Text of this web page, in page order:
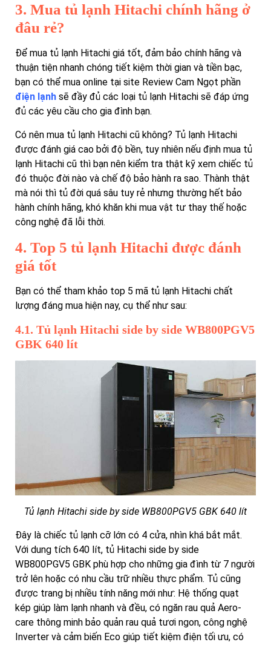
3. Mua tủ lạnh Hitachi chính hãng ở
đâu rẻ?
Để mua tủ lạnh Hitachi giá tốt, đảm bảo chính hãng và
thuận tiện nhanh chóng tiết kiệm thời gian và tiền bạc,
bạn có thể mua online tại site Review Cam Ngọt phần
điện lạnh sẽ đầy đủ các loại tủ lạnh Hitachi sẽ đáp ứng
đủ các yêu cầu cho gia đình bạn.
Có nên mua tủ lạnh Hitachi cũ không? Tủ lạnh Hitachi
được đánh giá cao bởi độ bền, tuy nhiên nếu định mua tủ
lạnh Hitachi cũ thì bạn nên kiểm tra thật kỹ xem chiếc tủ
đó thuộc đời nào và chế độ bảo hành ra sao. Thành thật
mà nói thì tủ đời quá sâu tuy rẻ nhưng thường hết bảo
hành chính hãng, khó khăn khi mua vật tư thay thế hoặc
công nghệ đã lỗi thời.
4. Top 5 tủ lạnh Hitachi được đánh
giá tốt
Bạn có thể tham khảo top 5 mã tủ lạnh Hitachi chất
lượng đáng mua hiện nay, cụ thể như sau:
4.1. Tủ lạnh Hitachi side by side WB800PGV5
GBK 640 lít
Tủ lạnh Hitachi side by side WB800PGV5 GBK 640 lít
Đây là chiếc tủ lạnh cỡ lớn có 4 cửa, nhìn khá bắt mắt.
Với dung tích 640 lít, tủ Hitachi side by side
WB800PGV5 GBK phù hợp cho những gia đình từ 7 người
trở lên hoặc có nhu cầu trữ nhiều thực phẩm. Tủ cũng
được trang bị nhiều tính năng mới như: Hệ thống quạt
kép giúp làm lạnh nhanh và đều, có ngăn rau quả Aero-
care thông minh bảo quản rau quả tươi ngon, công nghệ
Inverter và cảm biến Eco giúp tiết kiệm điện tối ưu, có